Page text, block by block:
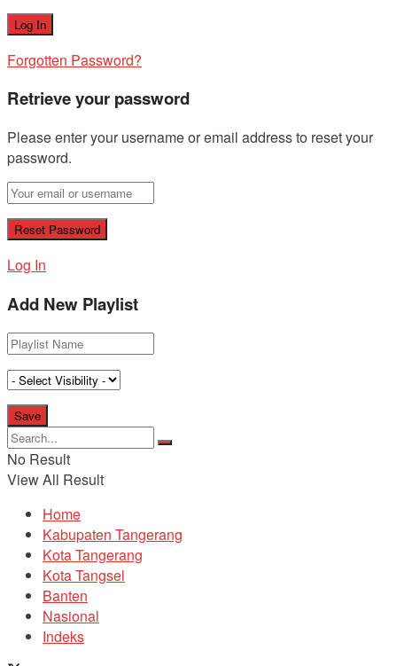
Forgotten Password?
Retrieve your password
Please enter your username or email address to reset your
password.
Log In
Add New Playlist
No Result
View All Result
Home
Kabupaten Tangerang
Kota Tangerang
Kota Tangsel
Banten
Nasional
Indeks